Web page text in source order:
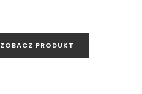
ZOBACZ PRODUKT